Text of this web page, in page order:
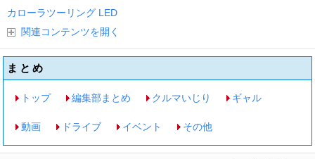
カローラツーリング LED
関連コンテンツを開く
まとめ
トップ 編集部まとめ クルマいじり ギャル
動画 ドライブ イベント その他